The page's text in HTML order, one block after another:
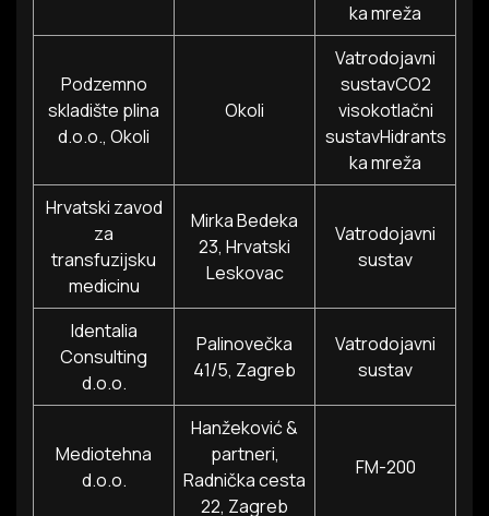
ka mreža
Podzemno
skladište plina
d.o.o., Okoli
Okoli
Vatrodojavni
sustavCO2
visokotlačni
sustavHidrants
ka mreža
Hrvatski zavod
za
transfuzijsku
medicinu
Mirka Bedeka
23, Hrvatski
Leskovac
Vatrodojavni
sustav
Identalia
Consulting
d.o.o.
Palinovečka
41/5, Zagreb
Vatrodojavni
sustav
Mediotehna
d.o.o.
Hanžeković &
partneri,
Radnička cesta
22, Zagreb
FM-200